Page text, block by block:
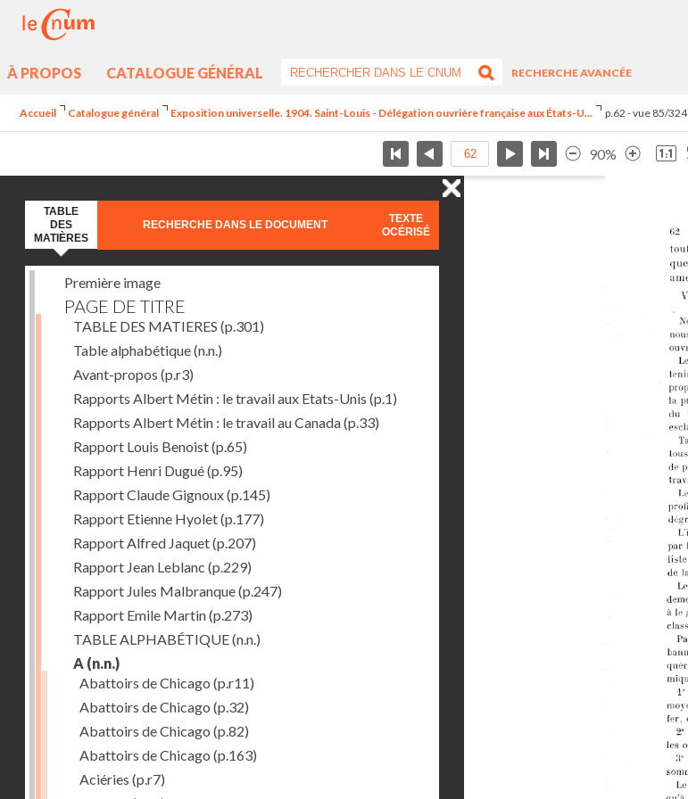
À PROPOS CATALOGUE GÉNÉRAL
RECHERCHE AVANCÉE
Accueil Catalogue général Exposition universelle. 1904. Saint-Louis - Délégation ouvrière française aux États-U... p.62 - vue 85/324
90%
TABLE
DES
MATIÈRES
RECHERCHE DANS LE DOCUMENT
TEXTE
OCÉRISÉ
Première image
PAGE DE TITRE
TABLE DES MATIERES (p.301)
Table alphabétique(n.n.)
Avant-propos (p.r3)
Rapports Albert Métin : le travail aux Etats-Unis (p.1)
Rapports Albert Métin : le travail au Canada(p.33)
Rapport Louis Benoist(p.65)
Rapport Henri Dugué(p.95)
Rapport Claude Gignoux(p.145)
Rapport Etienne Hyolet(p.177)
Rapport Alfred Jaquet(p.207)
Rapport Jean Leblanc (p.229)
Rapport Jules Malbranque(p.247)
Rapport Emile Martin(p.273)
TABLE ALPHABÉTIQUE(n.n.)
A (n.n.)
Abattoirs de Chicago (p.r11)
Abattoirs de Chicago (p.32)
Abattoirs de Chicago (p.82)
Abattoirs de Chicago (p.163)
Aciéries (p.r7)